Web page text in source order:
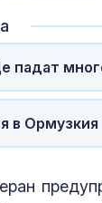
падат
в